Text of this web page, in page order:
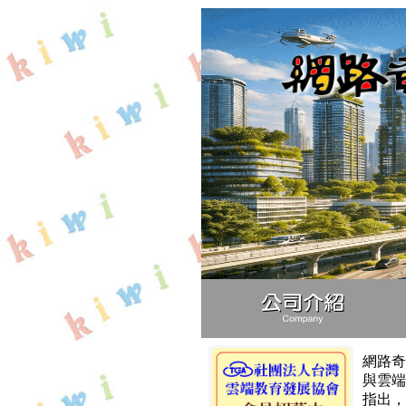
網路
與雲
指出